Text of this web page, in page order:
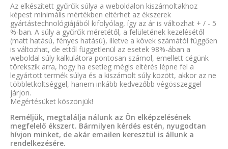
Az elkészített gyűrűk súlya a weboldalon kiszámoltakhoz
képest minimális mértékben eltérhet az ékszerek
gyártástechnológiájából kifolyólag, így az ár is változhat + / - 5
%-ban. A súly a gyűrűk méretétől, a felületének kezelésétől
(matt hatású, fényes hatású), illetve a kövek számától függően
is változhat, de ettől függetlenül az esetek 98%-ában a
weboldal súly kalkulátora pontosan számol, emellett cégünk
törekszik arra, hogy ha esetleg mégis eltérés lépne fel a
legyártott termék súlya és a kiszámolt súly között, akkor az ne
többletköltséggel, hanem inkább kedvezőbb végösszeggel
járjon.
Megértésüket köszönjük!
Reméljük, megtalálja nálunk az Ön elképzelésének
megfelelő ékszert. Bármilyen kérdés estén, nyugodtan
hívjon minket, de akár emailen keresztül is állunk a
rendelkezésére.